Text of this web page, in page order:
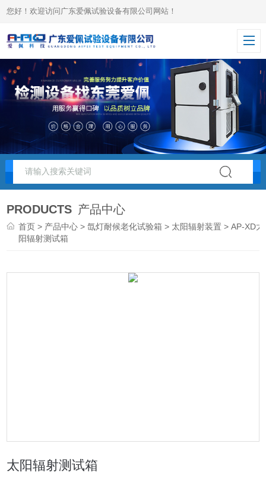
您好！欢迎访问广东爱佩试验设备有限公司网站！
PRODUCTS 产品中心
首页 > 产品中心 >氙灯耐候老化试验箱 > 太阳辐射装置 > AP-XD太
阳辐射测试箱
太阳辐射测试箱